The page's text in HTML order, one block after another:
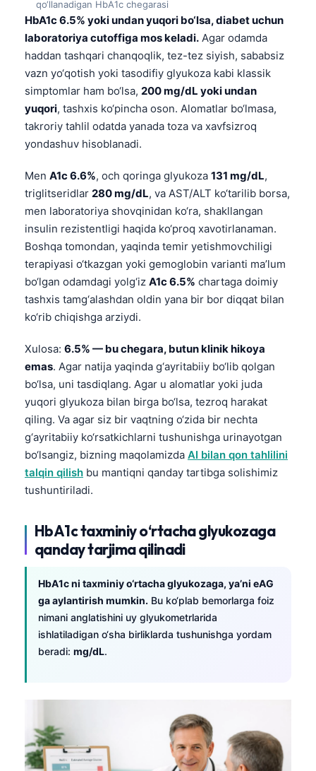
qo‘llanadigan HbA1c chegarasi
HbA1c 6.5% yoki undan yuqori bo‘lsa, diabet uchun
laboratoriya cutoffiga mos keladi. Agar odamda
haddan tashqari chanqoqlik, tez-tez siyish, sababsiz
vazn yo‘qotish yoki tasodifiy glyukoza kabi klassik
simptomlar ham bo‘lsa, 200 mg/dL yoki undan
yuqori, tashxis ko‘pincha oson. Alomatlar bo‘lmasa,
takroriy tahlil odatda yanada toza va xavfsizroq
yondashuv hisoblanadi.
Men A1c 6.6%, och qoringa glyukoza 131 mg/dL,
triglitseridlar 280 mg/dL, va AST/ALT ko‘tarilib borsa,
men laboratoriya shovqinidan ko‘ra, shakllangan
insulin rezistentligi haqida ko‘proq xavotirlanaman.
Boshqa tomondan, yaqinda temir yetishmovchiligi
terapiyasi o‘tkazgan yoki gemoglobin varianti ma’lum
bo‘lgan odamdagi yolg‘iz A1c 6.5% chartaga doimiy
tashxis tamg‘alashdan oldin yana bir bor diqqat bilan
ko‘rib chiqishga arziydi.
Xulosa: 6.5% — bu chegara, butun klinik hikoya
emas. Agar natija yaqinda g‘ayritabiiy bo‘lib qolgan
bo‘lsa, uni tasdiqlang. Agar u alomatlar yoki juda
yuqori glyukoza bilan birga bo‘lsa, tezroq harakat
qiling. Va agar siz bir vaqtning o‘zida bir nechta
g‘ayritabiiy ko‘rsatkichlarni tushunishga urinayotgan
bo‘lsangiz, bizning maqolamizda AI bilan qon tahlilini
talqin qilish bu mantiqni qanday tartibga solishimiz
tushuntiriladi.
HbA1c taxminiy o‘rtacha glyukozaga
qanday tarjima qilinadi
HbA1c ni taxminiy o‘rtacha glyukozaga, ya’ni eAG
ga aylantirish mumkin. Bu ko‘plab bemorlarga foiz
nimani anglatishini uy glyukometrlarida
ishlatiladigan o‘sha birliklarda tushunishga yordam
beradi: mg/dL.
ئۇيغۇرچە
Кыргызча
Frysk
Ślōnskŏ gŏdka
Norsk bokmål